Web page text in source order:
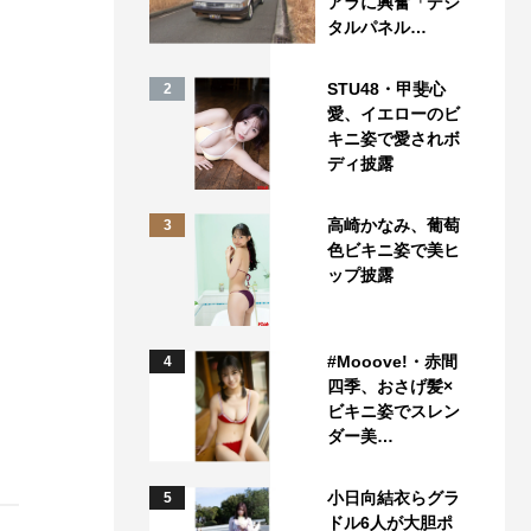
タルパネル…
2
STU48・甲斐心
愛、イエローのビ
キニ姿で愛されボ
ディ披露
3
高崎かなみ、葡萄
色ビキニ姿で美ヒ
ップ披露
4
#Mooove!・赤間
四季、おさげ髪×
ビキニ姿でスレン
ダー美…
5
小日向結衣らグラ
ドル6人が大胆ポ